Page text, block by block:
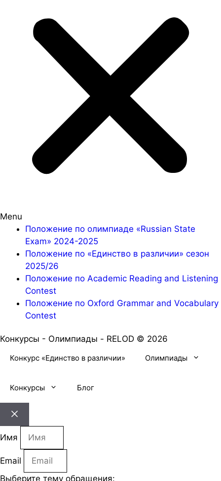
Menu
Положение по олимпиаде «Russian State
Exam» 2024-2025
Положение по «Единство в различии» сезон
2025/26
Положение по Academic Reading and Listening
Contest
Положение по Oxford Grammar and Vocabulary
Contest
Конкурсы - Олимпиады - RELOD © 2026
Конкурс «Единство в различии» Олимпиады
Конкурсы Блог
Закрыть
Имя
Email
Выберите тему обращения: